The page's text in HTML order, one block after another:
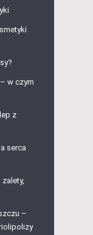
w czym
z
serca
–